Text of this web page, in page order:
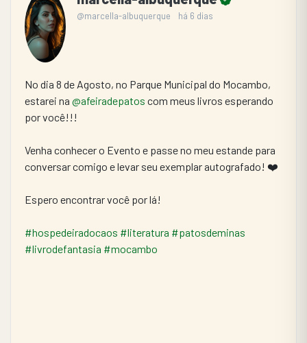
@marcella-albuquerque há 6 dias
No dia 8 de Agosto, no Parque Municipal do Mocambo,
estarei na @afeiradepatos com meus livros esperando
por você!!!
Venha conhecer o Evento e passe no meu estande para
conversar comigo e levar seu exemplar autografado! ❤️
Espero encontrar você por lá!
#hospedeiradocaos #literatura #patosdeminas
#livrodefantasia #mocambo